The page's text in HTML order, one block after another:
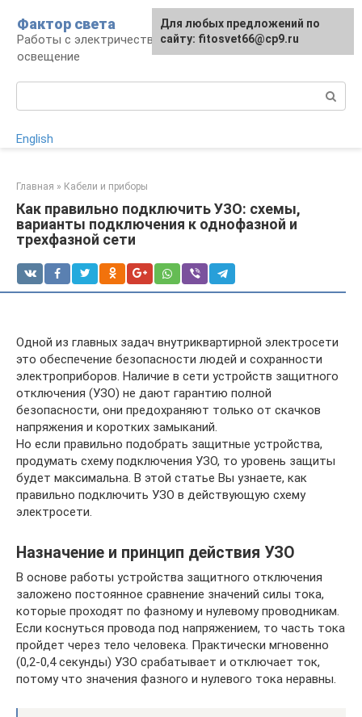
контенту
Фактор света
Работы с электричеством, электроприборы и
освещение
English
Главная » Кабели и приборы
Как правильно подключить УЗО: схемы,
варианты подключения к однофазной и
трехфазной сети
Одной из главных задач внутриквартирной электросети
это обеспечение безопасности людей и сохранности
электроприборов. Наличие в сети устройств защитного
отключения (УЗО) не дают гарантию полной
безопасности, они предохраняют только от скачков
напряжения и коротких замыканий.
Но если правильно подобрать защитные устройства,
продумать схему подключения УЗО, то уровень защиты
будет максимальна. В этой статье Вы узнаете, как
правильно подключить УЗО в действующую схему
электросети.
Назначение и принцип действия УЗО
В основе работы устройства защитного отключения
заложено постоянное сравнение значений силы тока,
которые проходят по фазному и нулевому проводникам.
Если коснуться провода под напряжением, то часть тока
пройдет через тело человека. Практически мгновенно
(0,2-0,4 секунды) УЗО срабатывает и отключает ток,
потому что значения фазного и нулевого тока неравны.
Для любых предложений по
сайту: fitosvet66@cp9.ru